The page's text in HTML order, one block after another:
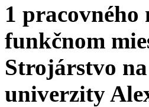
1 pracovného
funkčnom
Strojárstvo
univerzity